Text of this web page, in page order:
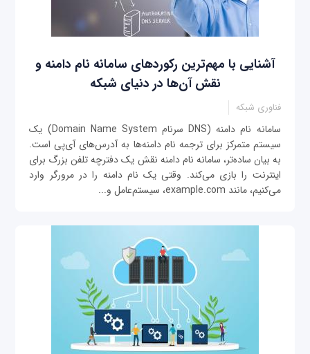
آشنایی با مهم‌ترین رکوردهای سامانه نام دامنه و
نقش آن‌ها در دنیای شبکه
فناوری شبکه
سامانه نام دامنه (DNS سرنام Domain Name System) یک
سیستم متمرکز برای ترجمه نام دامنه‌ها به آدرس‌های آی‌‌پی است.
به بیان ساده‌تر، سامانه نام دامنه نقش یک دفترچه تلفن بزرگ برای
اینترنت را بازی می‌کند. وقتی یک نام دامنه را در مرورگر وارد
می‌کنیم، مانند example.com، سیستم‌عامل و...